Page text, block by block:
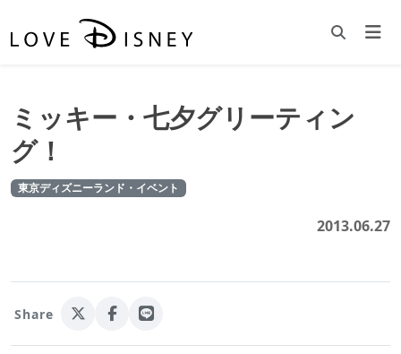
ミッキー・七夕グリーティン
グ！
東京ディズニーランド・イベント
2013.06.27
Share